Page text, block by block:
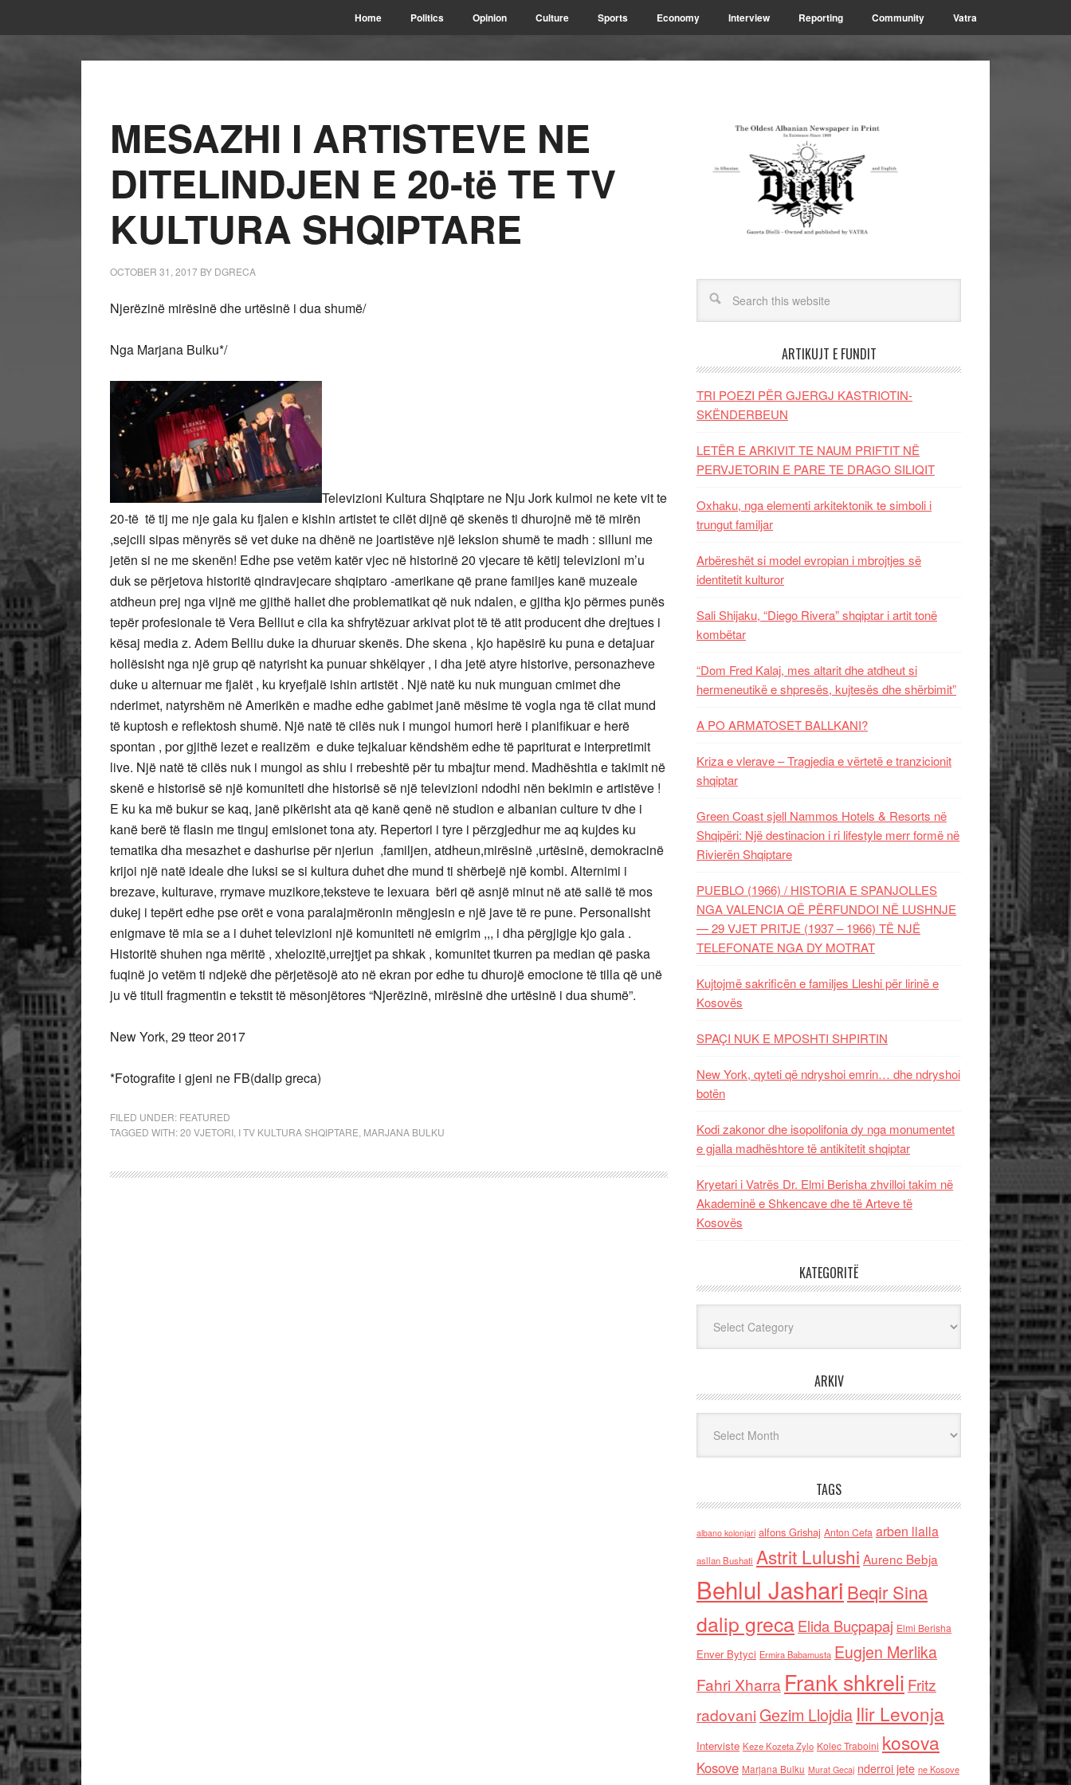
Home Politics Opinion Culture Sports Economy Interview Reporting Community Vatra
MESAZHI I ARTISTEVE NE
DITELINDJEN E 20-të TE TV
KULTURA SHQIPTARE
OCTOBER 31, 2017 BY DGRECA
Njerëzinë mirësinë dhe urtësinë i dua shumë/
Nga Marjana Bulku*/
Televizioni Kultura Shqiptare ne Nju Jork kulmoi ne kete vit te
20-të të tij me nje gala ku fjalen e kishin artistet te cilët dijnë që skenës ti dhurojnë më të mirën
,sejcili sipas mënyrës së vet duke na dhënë ne joartistëve një leksion shumë te madh : silluni me
jetën si ne me skenën! Edhe pse vetëm katër vjec në historinë 20 vjecare të këtij televizioni m’u
duk se përjetova historitë qindravjecare shqiptaro -amerikane që prane familjes kanë muzeale
atdheun prej nga vijnë me gjithë hallet dhe problematikat që nuk ndalen, e gjitha kjo përmes punës
tepër profesionale të Vera Belliut e cila ka shfrytëzuar arkivat plot të të atit producent dhe drejtues i
kësaj media z. Adem Belliu duke ia dhuruar skenës. Dhe skena , kjo hapësirë ku puna e detajuar
hollësisht nga një grup që natyrisht ka punuar shkëlqyer , i dha jetë atyre historive, personazheve
duke u alternuar me fjalët , ku kryefjalë ishin artistët . Një natë ku nuk munguan cmimet dhe
nderimet, natyrshëm në Amerikën e madhe edhe gabimet janë mësime të vogla nga të cilat mund
të kuptosh e reflektosh shumë. Një natë të cilës nuk i mungoi humori herë i planifikuar e herë
spontan , por gjithë lezet e realizëm e duke tejkaluar këndshëm edhe të papriturat e interpretimit
live. Një natë të cilës nuk i mungoi as shiu i rrebeshtë për tu mbajtur mend. Madhështia e takimit në
skenë e historisë së një komuniteti dhe historisë së një televizioni ndodhi nën bekimin e artistëve !
E ku ka më bukur se kaq, janë pikërisht ata që kanë qenë në studion e albanian culture tv dhe i
kanë berë të flasin me tinguj emisionet tona aty. Repertori i tyre i përzgjedhur me aq kujdes ku
tematika dha mesazhet e dashurise për njeriun ,familjen, atdheun,mirësinë ,urtësinë, demokracinë
krijoi një natë ideale dhe luksi se si kultura duhet dhe mund ti shërbejë një kombi. Alternimi i
brezave, kulturave, rrymave muzikore,teksteve te lexuara bëri që asnjë minut në atë sallë të mos
dukej i tepërt edhe pse orët e vona paralajmëronin mëngjesin e një jave të re pune. Personalisht
enigmave të mia se a i duhet televizioni një komuniteti në emigrim ,,, i dha përgjigje kjo gala .
Historitë shuhen nga mëritë , xhelozitë,urrejtjet pa shkak , komunitet tkurren pa median që paska
fuqinë jo vetëm ti ndjekë dhe përjetësojë ato në ekran por edhe tu dhurojë emocione të tilla që unë
ju vë titull fragmentin e tekstit të mësonjëtores “Njerëzinë, mirësinë dhe urtësinë i dua shumë”.
New York, 29 tteor 2017
*Fotografite i gjeni ne FB(dalip greca)
FILED UNDER: FEATURED
TAGGED WITH:20 VJETORI I TV KULTURA SHQIPTARE MARJANA BULKU
ARTIKUJT E FUNDIT
TRI POEZI PËR GJERGJ KASTRIOTIN-
SKËNDERBEUN
LETËR E ARKIVIT TE NAUM PRIFTIT NË
PERVJETORIN E PARE TE DRAGO SILIQIT
Oxhaku, nga elementi arkitektonik te simboli i
trungut familjar
Arbëreshët si model evropian i mbrojtjes së
identitetit kulturor
Sali Shijaku, “Diego Rivera” shqiptar i artit tonë
kombëtar
“Dom Fred Kalaj, mes altarit dhe atdheut si
hermeneutikë e shpresës, kujtesës dhe shërbimit”
A PO ARMATOSET BALLKANI?
Kriza e vlerave – Tragjedia e vërtetë e tranzicionit
shqiptar
Green Coast sjell Nammos Hotels & Resorts në
Shqipëri: Një destinacion i ri lifestyle merr formë në
Rivierën Shqiptare
PUEBLO (1966) / HISTORIA E SPANJOLLES
NGA VALENCIA QË PËRFUNDOI NË LUSHNJE
— 29 VJET PRITJE (1937 – 1966) TË NJË
TELEFONATE NGA DY MOTRAT
Kujtojmë sakrificën e familjes Lleshi për lirinë e
Kosovës
SPAÇI NUK E MPOSHTI SHPIRTIN
New York, qyteti që ndryshoi emrin… dhe ndryshoi
botën
Kodi zakonor dhe isopolifonia dy nga monumentet
e gjalla madhështore të antikitetit shqiptar
Kryetari i Vatrës Dr. Elmi Berisha zhvilloi takim në
Akademinë e Shkencave dhe të Arteve të
Kosovës
KATEGORITË
ARKIV
TAGS
albano kolonjari alfons Grishaj Anton Cefa arben llalla
asllan Bushati Astrit Lulushi Aurenc Bebja
Behlul Jashari Beqir Sina
dalip grecaElida Buçpapaj Elmi Berisha
Enver Bytyci Ermira Babamusta Eugjen Merlika
Fahri Xharra Frank shkreli Fritz
radovaniGezim Llojdia Ilir Levonja
Interviste Keze Kozeta Zylo Kolec Traboini kosova
Kosove Marjana Bulku Murat Gecaj nderroi jete ne Kosove